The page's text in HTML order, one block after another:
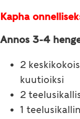
Kapha
Annos 3-4
2
kuutioiksi
2
1